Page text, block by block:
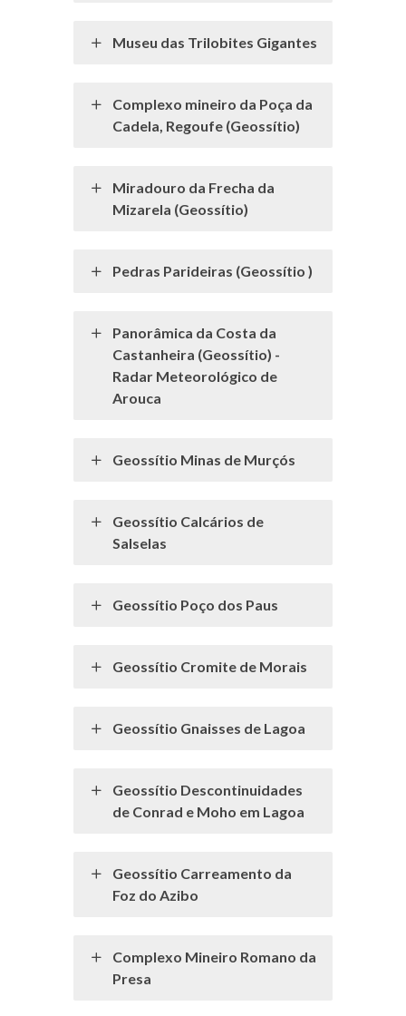
Museu das Trilobites Gigantes
Complexo mineiro da Poça da
Cadela, Regoufe (Geossítio)
Miradouro da Frecha da
Mizarela (Geossítio)
Pedras Parideiras (Geossítio )
Panorâmica da Costa da
Castanheira (Geossítio) -
Radar Meteorológico de
Arouca
Geossítio Minas de Murçós
Geossítio Calcários de
Salselas
Geossítio Poço dos Paus
Geossítio Cromite de Morais
Geossítio Gnaisses de Lagoa
Geossítio Descontinuidades
de Conrad e Moho em Lagoa
Geossítio Carreamento da
Foz do Azibo
Complexo Mineiro Romano da
Presa